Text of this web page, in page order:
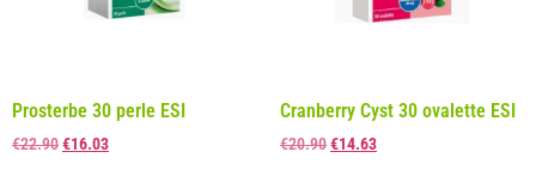
Prosterbe 30 perle ESI
€22.90€16.03
Cranberry Cyst 30 ovalette ESI
€20.90€14.63